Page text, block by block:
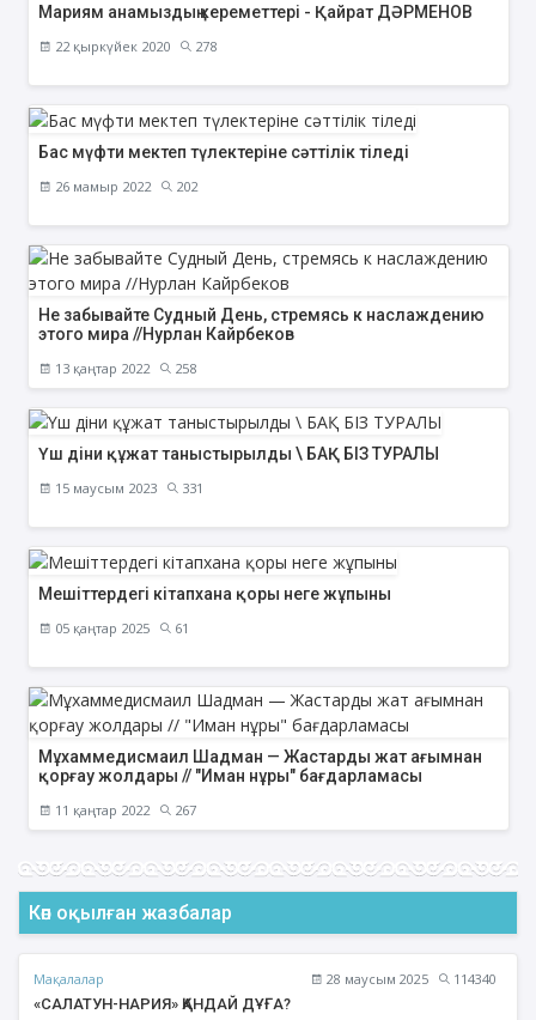
Мариям анамыздың кереметтері - Қайрат ДӘРМЕНОВ
22 қыркүйек 2020 278
Бас мүфти мектеп түлектеріне сәттілік тіледі
26 мамыр 2022 202
Не забывайте Судный День, стремясь к наслаждению
этого мира //Нурлан Кайрбеков
13 қаңтар 2022 258
Үш діни құжат таныстырылды \ БАҚ БІЗ ТУРАЛЫ
15 маусым 2023 331
Мешіттердегі кітапхана қоры неге жұпыны
05 қаңтар 2025 61
Мұхаммедисмаил Шадман — Жастарды жат ағымнан
қорғау жолдары // "Иман нұры" бағдарламасы
11 қаңтар 2022 267
Көп оқылған жазбалар
Мақалалар 28 маусым 2025
114340
«САЛАТУН-НАРИЯ» ҚАНДАЙ ДҰҒА?